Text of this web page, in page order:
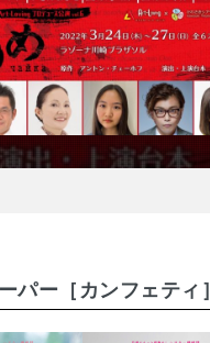
パー［カンフェティ］